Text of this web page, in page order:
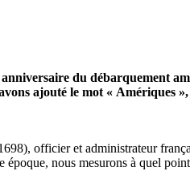
du débarquement
ajouté le mot «
officier et administrateur
nous mesurons à quel